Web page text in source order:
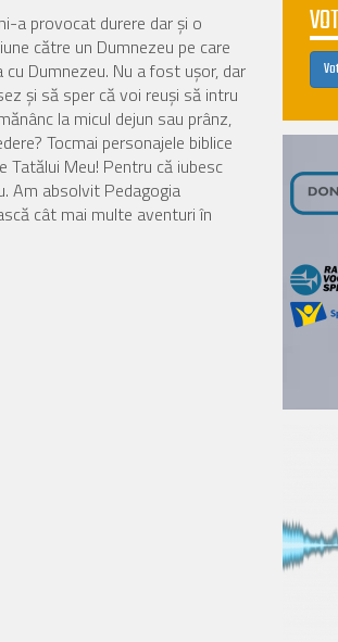
provocat durere dar şi o
către un Dumnezeu pe care
Dumnezeu. Nu a fost uşor, dar
şi să sper că voi reuşi să intru
la micul dejun sau prânz,
Tocmai personajele biblice
Meu! Pentru că iubesc
Am absolvit Pedagogia
cât mai multe aventuri în